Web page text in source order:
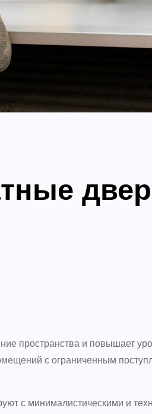
пространства и повышает
с ограниченным
с минималистическими и